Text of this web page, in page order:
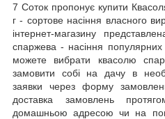
7 Соток пропонує купити
г - сортове насіння власного
інтернет-магазину
спаржева - насіння
можете вибрати квасолю
замовити собі на дачу в
заявки через форму
доставка замовлень
домашньою адресою чи на